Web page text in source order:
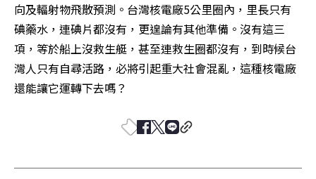
向及輻射物飛散預測。台灣核電廠5公里圈內，里長只有
碘藥水，連碘片都沒有，更遑論有其他準備。沒有這三
項，等於船上沒救生艇，甚至連救生圈都沒有，到時候台
灣人只有自尋活路，必將引起重大社會混亂，這種核電廠
還能讓它運轉下去嗎？